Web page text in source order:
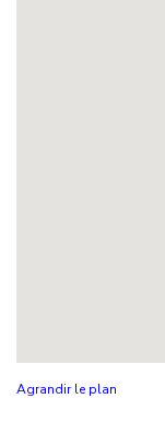
Agrandir le plan